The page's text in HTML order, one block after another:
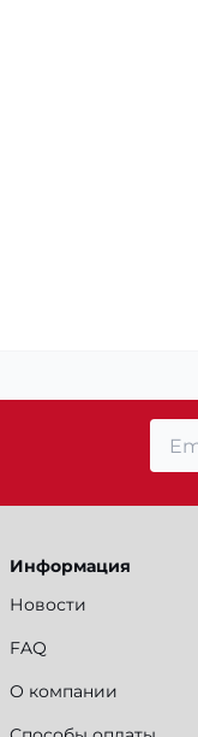
Информация
Новости
FAQ
О компании